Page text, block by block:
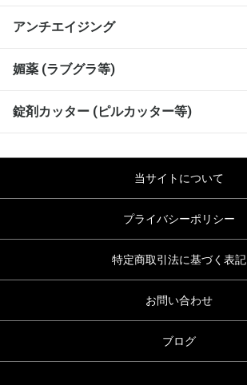
アンチエイジング
媚薬 (ラブグラ等)
錠剤カッター (ピルカッター等)
当サイトについて
プライバシーポリシー
特定商取引法に基づく表記
お問い合わせ
ブログ